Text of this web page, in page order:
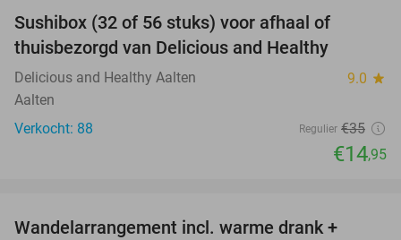
Sushibox (32 of 56 stuks) voor afhaal of
thuisbezorgd van Delicious and Healthy
Delicious and Healthy Aalten 9.0 star
Aalten
Verkocht: 88
Regulier €35
€14,95
Wandelarrangement incl. warme drank +